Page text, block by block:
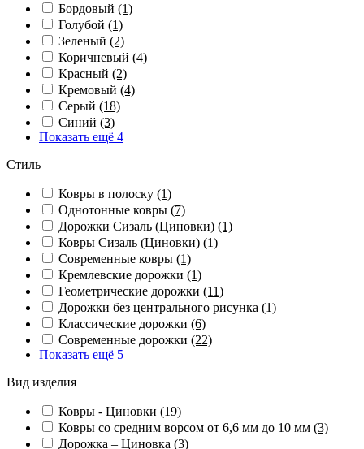
Бордовый (1)
Голубой (1)
Зеленый (2)
Коричневый (4)
Красный (2)
Кремовый (4)
Серый (18)
Синий (3)
Показать ещё 4
Стиль
Ковры в полоску (1)
Однотонные ковры (7)
Дорожки Сизаль (Циновки) (1)
Ковры Сизаль (Циновки) (1)
Современные ковры (1)
Кремлевские дорожки (1)
Геометрические дорожки (11)
Дорожки без центрального рисунка (1)
Классические дорожки (6)
Современные дорожки (22)
Показать ещё 5
Вид изделия
Ковры - Циновки (19)
Ковры со средним ворсом от 6,6 мм до 10 мм (3)
Дорожка – Циновка (3)